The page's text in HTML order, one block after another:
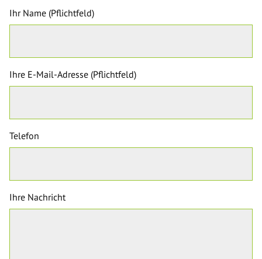
Ihr Name (Pflichtfeld)
Ihre E-Mail-Adresse (Pflichtfeld)
Telefon
Ihre Nachricht